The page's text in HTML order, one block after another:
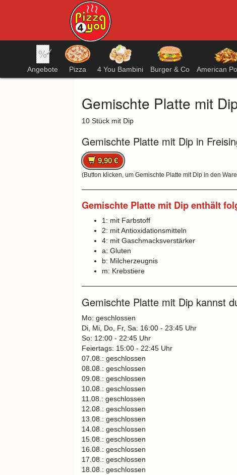
Angebote Pizza 4 You Bambini Burger & Co American
Gemischte Platte mit
10 Stück mit Dip
Gemischte Platte mit Dip in
9,90 €
(Button klicken, um Gemischte Platte mit Dip in den
Gemischte Platte mit Dip enthält
1: mit Farbstoff
2: mit Antioxidationsmitteln
4: mit Gaschmacksverstärker
a: Gluten
b: Milcherzeugnis
m: Krebstiere
Gemischte Platte mit Dip kannst
Mo: geschlossen
Di, Mi, Do, Fr, Sa: 16:00 - 23:45 Uhr
So: 12:00 - 22:45 Uhr
Feiertags: 15:00 - 22:45 Uhr
07.08.: geschlossen
08.08.: geschlossen
09.08.: geschlossen
10.08.: geschlossen
11.08.: geschlossen
12.08.: geschlossen
13.08.: geschlossen
14.08.: geschlossen
15.08.: geschlossen
16.08.: geschlossen
17.08.: geschlossen
18.08.: geschlossen